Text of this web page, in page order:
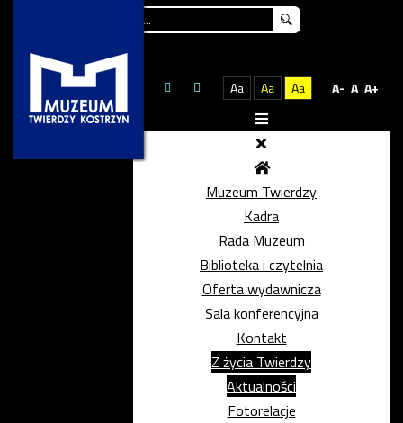
Aa Aa Aa A- A A+
Muzeum Twierdzy
Kadra
Rada Muzeum
Biblioteka i czytelnia
Oferta wydawnicza
Sala konferencyjna
Kontakt
Z życia Twierdzy
Aktualności
Fotorelacje